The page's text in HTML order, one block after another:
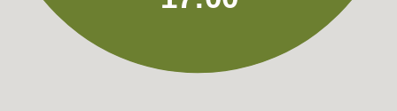
Мы создаем вечер, где детали становятся
частью большой любви. Просим вас
оставить детей дома и присоединиться
к нам, чтобы вместе написать новую
страничку нашей истории.